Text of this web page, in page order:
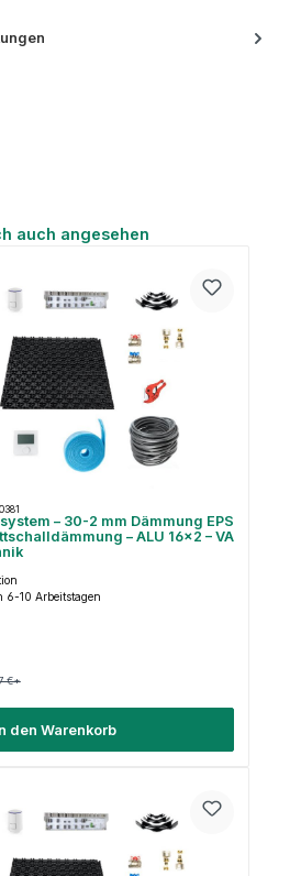
auch angesehen
– 30-2 mm Dämmung EPS
– ALU 16×2 – VA
6-10 Arbeitstagen
€*
den Warenkorb